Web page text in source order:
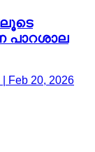
പാറശാല
Feb 20, 2026